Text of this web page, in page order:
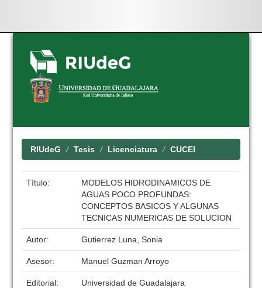
Skip
navigation
RIUdeG Tesis Licenciatura CUCEI
Título:
MODELOS HIDRODINAMICOS DE
AGUAS POCO PROFUNDAS:
CONCEPTOS BASICOS Y ALGUNAS
TECNICAS NUMERICAS DE SOLUCION
Autor: Gutierrez Luna, Sonia
Asesor: Manuel Guzman Arroyo
Editorial:
Universidad de Guadalajara